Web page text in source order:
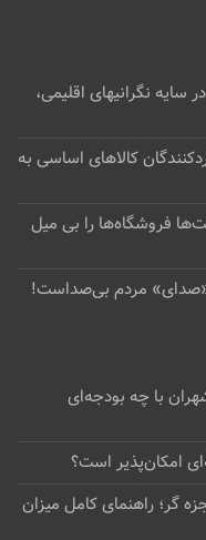
نگرانیهای اقلیمی،
واردکنندگان کالاهای اساسی به
فروشگاه‌ها را بی میل
«صدای» ‌مردم بی‌صدا‌ست!
با چه بودجه‌ای
امکان‌پذیر است؟
راهنمای کامل میزان